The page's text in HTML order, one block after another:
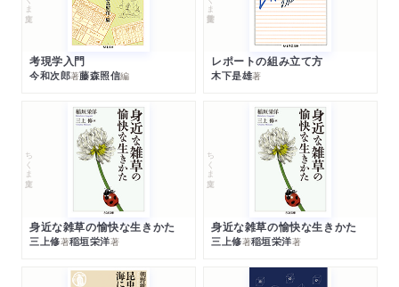
考現学入門
今和次郎著藤森照信編
レポートの組み立て方
木下是雄著
ちくま文庫
身近な雑草の愉快な生きかた
三上修著稲垣栄洋著
ちくま文庫
身近な雑草の愉快な生きかた
三上修著稲垣栄洋著